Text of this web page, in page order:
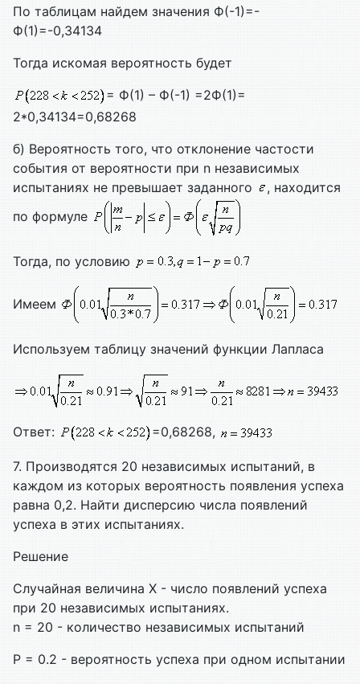
По таблицам найдем значения Ф(-1)=-
Ф(1)=-0,34134
Тогда искомая вероятность будет
= Ф(1) – Ф(-1) =2Ф(1)=
2*0,34134=0,68268
б) Вероятность того, что отклонение частости
события от вероятности при n независимых
испытаниях не превышает заданного
, находится
по формуле
Тогда, по условию
Имеем
Используем таблицу значений функции Лапласа
Ответ: =0,68268,
7. Производятся 20 независимых испытаний, в
каждом из которых вероятность появления успеха
равна 0,2. Найти дисперсию числа появлений
успеха в этих испытаниях.
Решение
Случайная величина X - число появлений успеха
при 20 независимых испытаниях.
n = 20 - количество независимых испытаний
P = 0.2 - вероятность успеха при одном испытании